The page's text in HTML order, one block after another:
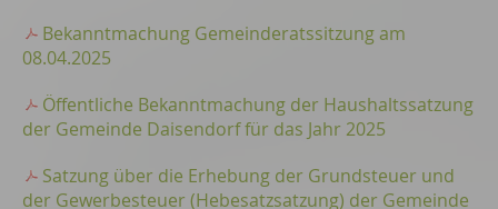
Bekanntmachung Gemeinderatssitzung am
08.04.2025
Öffentliche Bekanntmachung der Haushaltssatzung
der Gemeinde Daisendorf für das Jahr 2025
Satzung über die Erhebung der Grundsteuer und
der Gewerbesteuer (Hebesatzsatzung) der Gemeinde